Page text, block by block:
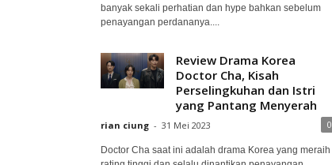
banyak sekali perhatian dan hype bahkan sebelum
penayangan perdananya....
Review Drama Korea
Doctor Cha, Kisah
Perselingkuhan dan Istri
yang Pantang Menyerah
rian ciung - 31 Mei 2023 0
Doctor Cha saat ini adalah drama Korea yang meraih